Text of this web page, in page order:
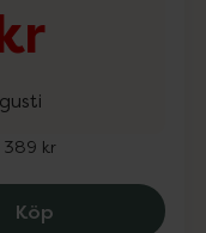
389 kr
KöpMedik8 Lipid-